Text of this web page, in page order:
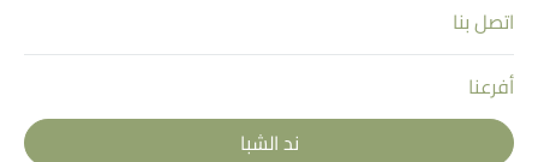
أفرعنا
ند الشبا
اتصل بنا